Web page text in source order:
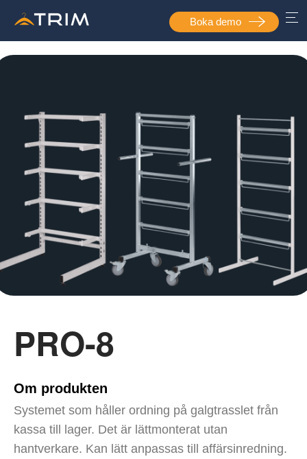
Boka demo
PRO-8
Systemet som håller ordning på galgtrasslet från
kassa till lager. Det är lättmonterat utan
hantverkare. Kan lätt anpassas till affärsinredning.